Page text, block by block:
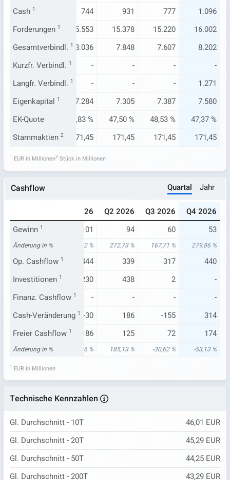
Cash 1 744 931 777
1.096
Forderungen 1
15.734 15.553 15.378 15.220
16.002
Gesamtverbindl. 1
8.270 8.036 7.848 7.607
8.202
Kurzfr. Verbindl. 1
- - - -
-
Langfr. Verbindl. 1
1.649 - - -
1.271
Eigenkapital 1
7.225 7.284 7.305 7.387
7.580
EK-Quote
45,91 % 46,83 % 47,50 % 48,53 %
47,37 %
Stammaktien 2
171,45 171,45 171,45 171,45 171,45
1 EUR in Millionen2 Stück in Millionen
Cashflow Quartal Jahr
Q1 2026 Q2 2026 Q3 2026
Q4 2026
Gewinn 1 101 94 60 53
Änderung in %
88,13 % -25,52 % 272,73 % 167,71 % 279,86 %
Op. Cashflow 1
703 444 339 317
440
Investitionen 1
-63 -230 438 2
-
Finanz. Cashflow 1
- - - -
-
Cash-Veränderung 1
300 -30 186 -155
314
Freier Cashflow 1
371 186 125 72 174
Änderung in %
-9,34 % 1.287,26 % 185,13 % -30,62 % -53,13 %
1 EUR in Millionen
Technische Kennzahlen
Gl. Durchschnitt - 10T
46,01 EUR
Gl. Durchschnitt - 20T
45,29 EUR
Gl. Durchschnitt - 50T
44,25 EUR
Gl. Durchschnitt - 200T
43,29 EUR